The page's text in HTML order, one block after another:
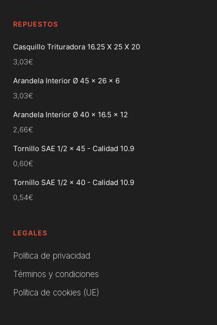
REPUESTOS
Casquillo Trituradora 16.25 X 25 X 20
3,03€
Arandela Interior Ø 45 x 26 x 6
3,03€
Arandela Interior Ø 40 x 16.5 x 12
2,66€
Tornillo SAE 1/2 x 45 - Calidad 10.9
0,60€
Tornillo SAE 1/2 x 40 - Calidad 10.9
0,54€
LEGALES
Política de privacidad
Términos y condiciones
Política de cookies (UE)